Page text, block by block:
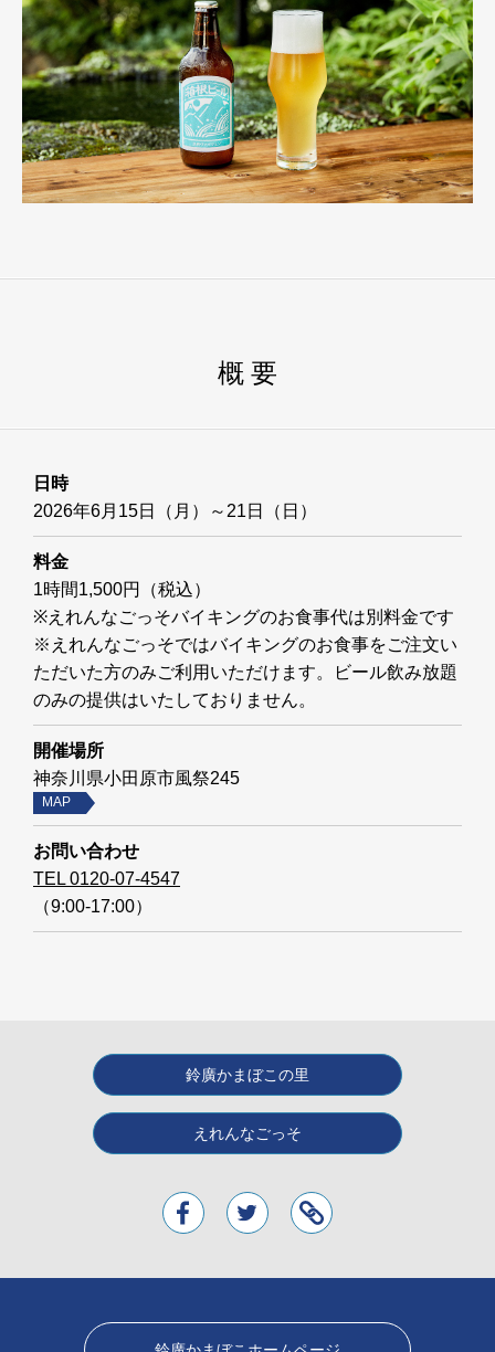
概 要
日時
2026年6月15日（月）～21日（日）
料金
1時間1,500円（税込）
※えれんなごっそバイキングのお食事代は別料金です
※えれんなごっそではバイキングのお食事をご注文い
ただいた方のみご利用いただけます。ビール飲み放題
のみの提供はいたしておりません。
開催場所
神奈川県小田原市風祭245
MAP
お問い合わせ
TEL 0120-07-4547
（9:00-17:00）
鈴廣かまぼこの里
えれんなごっそ